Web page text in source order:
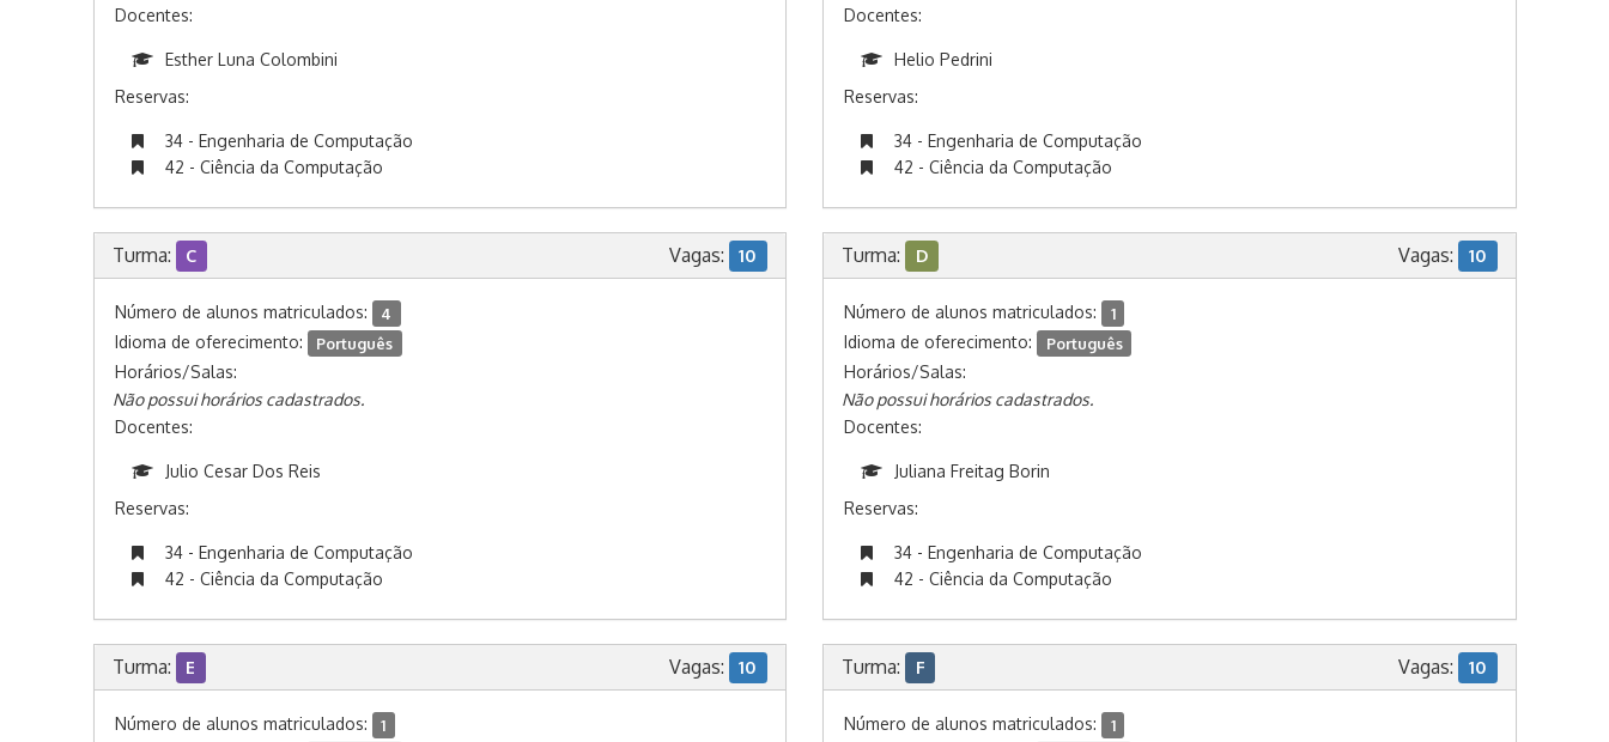
Docentes:
Esther Luna Colombini
Reservas:
34 - Engenharia de Computação
42 - Ciência da Computação
Docentes:
Helio Pedrini
Reservas:
34 - Engenharia de Computação
42 - Ciência da Computação
Turma: C Vagas: 10
Número de alunos matriculados: 4
Idioma de oferecimento: Português
Horários/Salas:
Não possui horários cadastrados.
Docentes:
Julio Cesar Dos Reis
Reservas:
34 - Engenharia de Computação
42 - Ciência da Computação
Turma: D Vagas: 10
Número de alunos matriculados: 1
Idioma de oferecimento: Português
Horários/Salas:
Não possui horários cadastrados.
Docentes:
Juliana Freitag Borin
Reservas:
34 - Engenharia de Computação
42 - Ciência da Computação
Turma: E Vagas: 10
Número de alunos matriculados: 1
Turma: F Vagas: 10
Número de alunos matriculados: 1